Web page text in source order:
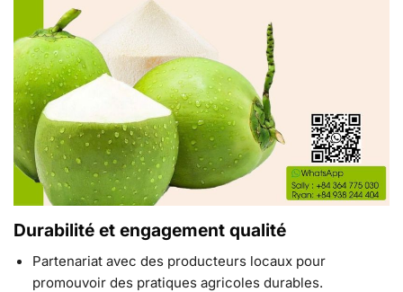
Durabilité et engagement qualité
Partenariat avec des producteurs locaux pour
promouvoir des pratiques agricoles durables.